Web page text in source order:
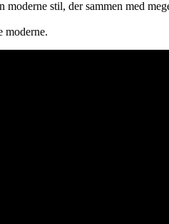
stil, der sammen med
moderne.